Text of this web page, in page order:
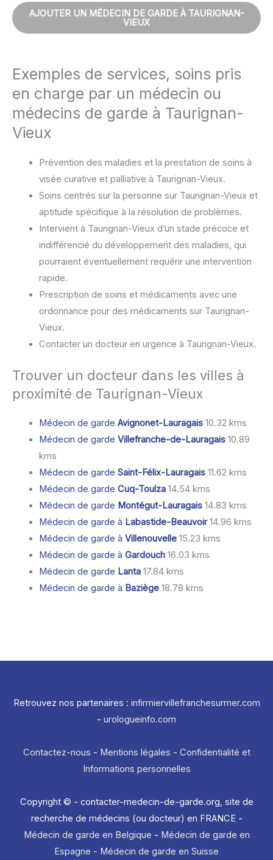
AJOUTER UN MÉDECIN DE GARDE À TAURIGNAN-
VIEUX
Exemples de services, soins pris
en charge par un médecin ou
médecins de garde à Taurignan-
Vieux
Prévention des maladies et la prestation de soins à
visée curative et palliative à Taurignan-Vieux.
Soins centrés sur la personne sur Taurignan-Vieux et
aptitude spécifique à la résolution de problèmes.
Intervient à Taurignan-Vieux d’un stade précoce et
indifférencié du développement des maladies, qui
pourraient éventuellement requérir une intervention
rapide.
Prescription de soins et médicaments avec une
ordonnance pour des médicaments sur Taurignan-
Vieux.
Contacter un docteur en urgence à Taurignan-Vieux.
Trouver un docteur dans les villes à
proximité de Taurignan-Vieux
Médecin de garde Avignonet-Lauragais10.32 kms
Médecin de garde Villefranche-de-Lauragais10.89
kms
Médecin de garde Saint-Félix-Lauragais11.62 kms
Médecin de garde Cuq-Toulza14.54 kms
Médecin de garde Montégut-Lauragais14.83 kms
Médecin de garde à Labastide-Beauvoir14.96 kms
Médecin de garde à Villenouvelle15.23 kms
Médecin de garde à Gardouch16.03 kms
Médecin de garde Lanta17.84 kms
Médecin de garde à Baziège18.78 kms
Retrouvez nos partenaires : infirmiervillefranchesurmer.com
- urologueinfo.com
Contactez-nous - Mentions légales - Confidentialité et
Informations personnelles
Copyright © - contacter-medecin-de-garde.org, site de
recherche de médecins (ou docteur) en FRANCE -
Médecin de garde en Belgique - Médecin de garde en
Espagne - Médecin de garde en Suisse